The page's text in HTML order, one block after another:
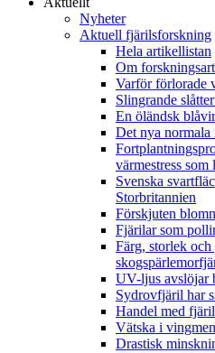
Nyheter
Aktuell fjärilsforskning
Hela artikellistan
Om
Varför förlorade
Slingrande
En öländsk
Det nya normala
värmestress som
Svenska
Storbritannien
Förskjuten
Fjärilar som
Färg, storlek
UV-ljus avslöjar
Sydrovfjäril har
Handel med
Vätska i
Drastisk